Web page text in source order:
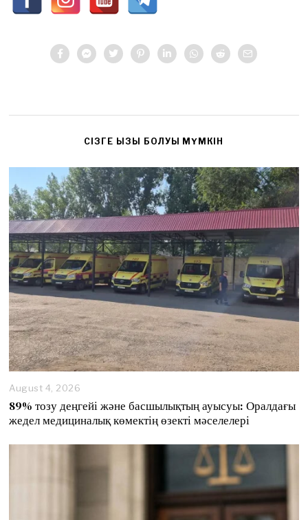
CІЗГЕ ҚЫЗЫҚ БОЛУЫ МҮМКІН
August 4, 2026
89% тозу деңгейі және басшылықтың ауысуы: Оралдағы
жедел медициналық көмектің өзекті мәселелері